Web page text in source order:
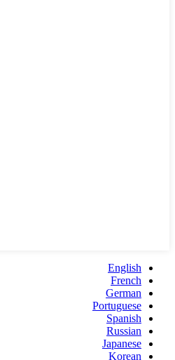
English
French
German
Portuguese
Spanish
Russian
Japanese
Korean